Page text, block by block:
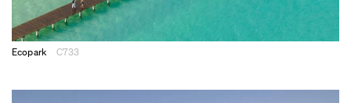
Ecopark C733